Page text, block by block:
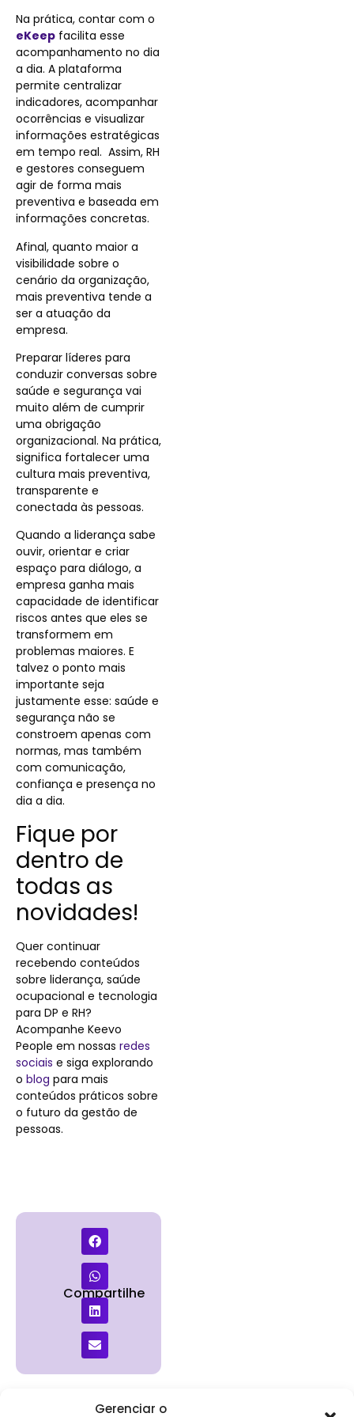
Gerenciar o
Na prática, contar com o
eKeep facilita esse
acompanhamento no dia
a dia. A plataforma
permite centralizar
indicadores, acompanhar
ocorrências e visualizar
informações estratégicas
em tempo real. Assim, RH
e gestores conseguem
agir de forma mais
preventiva e baseada em
informações concretas.
Afinal, quanto maior a
visibilidade sobre o
cenário da organização,
mais preventiva tende a
ser a atuação da
empresa.
Preparar líderes para
conduzir conversas sobre
saúde e segurança vai
muito além de cumprir
uma obrigação
organizacional. Na prática,
significa fortalecer uma
cultura mais preventiva,
transparente e
conectada às pessoas.
Quando a liderança sabe
ouvir, orientar e criar
espaço para diálogo, a
empresa ganha mais
capacidade de identificar
riscos antes que eles se
transformem em
problemas maiores. E
talvez o ponto mais
importante seja
justamente esse: saúde e
segurança não se
constroem apenas com
normas, mas também
com comunicação,
confiança e presença no
dia a dia.
Fique por
dentro de
todas as
novidades!
Quer continuar
recebendo conteúdos
sobre liderança, saúde
ocupacional e tecnologia
para DP e RH?
Acompanhe Keevo
People em nossas redes
sociais e siga explorando
o blog para mais
conteúdos práticos sobre
o futuro da gestão de
pessoas.
Compartilhe